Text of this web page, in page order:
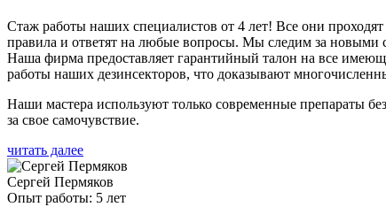
Стаж работы наших специалистов от 4 лет! Все они
правила и ответят на любые вопросы. Мы следим за новыми
Наша фирма предоставляет гарантийный талон на все
работы наших дезинсекторов, что доказывают
Наши мастера используют только современные препараты
за свое самочувствие.
читать далее
Сергей Пермяков
Опыт работы: 5 лет